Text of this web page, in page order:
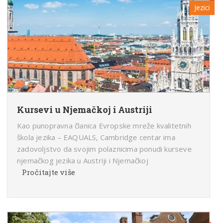
Jezici
Kursevi u Njemačkoj i Austriji
Kao punopravna članica Evropske mreže kvalitetnih
škola jezika – EAQUALS, Cambridge centar ima
zadovoljstvo da svojim polaznicima ponudi kurseve
njemačkog jezika u Austriji i Njemačkoj
Pročitajte više